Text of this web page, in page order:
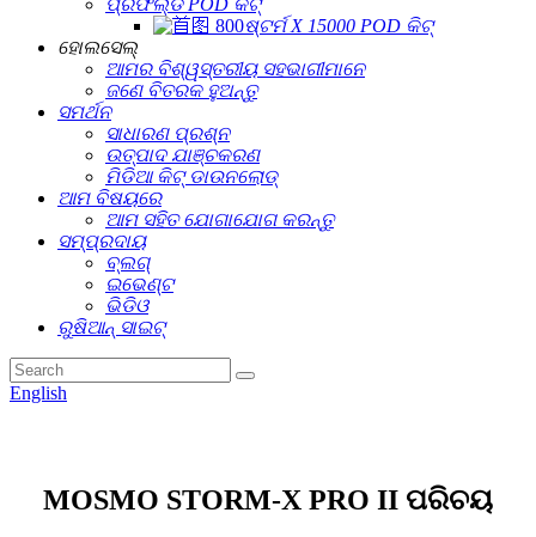
ପ୍ରିଫିଲ୍ଡ POD କିଟ୍
ଷ୍ଟର୍ମ X 15000 POD କିଟ୍
ହୋଲସେଲ୍
ଆମର ବିଶ୍ୱସ୍ତରୀୟ ସହଭାଗୀମାନେ
ଜଣେ ବିତରକ ହୁଅନ୍ତୁ
ସମର୍ଥନ
ସାଧାରଣ ପ୍ରଶ୍ନ
ଉତ୍ପାଦ ଯାଞ୍ଚକରଣ
ମିଡିଆ କିଟ୍ ଡାଉନଲୋଡ୍
ଆମ ବିଷୟରେ
ଆମ ସହିତ ଯୋଗାଯୋଗ କରନ୍ତୁ
ସମ୍ପ୍ରଦାୟ
ବ୍ଲଗ୍
ଇଭେଣ୍ଟ
ଭିଡିଓ
ରୁଷିଆନ୍ ସାଇଟ୍
English
MOSMO STORM-X PRO II ପରିଚୟ